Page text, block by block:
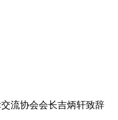
流协会会长吉炳轩致辞